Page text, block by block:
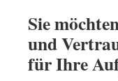
Sie
und
für Ihre